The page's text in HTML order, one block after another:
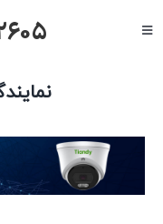
to
Toggle
یالینک
میکروتیک